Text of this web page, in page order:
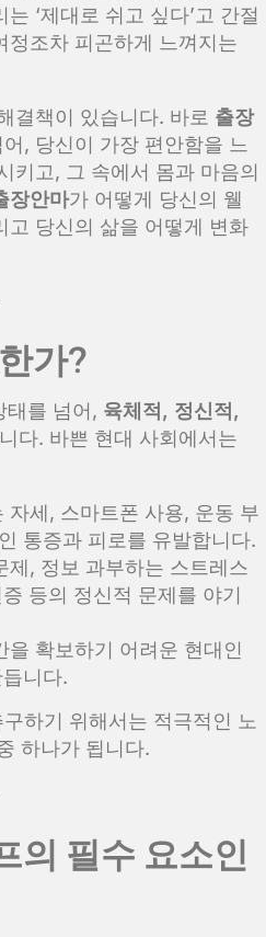
‘제대로 쉬고 싶다’고 간절
정조차 피곤하게 느껴지는
결책이 있습니다. 바로 출장
, 당신이 가장 편안함을 느
키고, 그 속에서 몸과 마음의
장안마가 어떻게 당신의 웰
고 당신의 삶을 어떻게 변화
가?
태를 넘어, 육체적, 정신적,
다. 바쁜 현대 사회에서는
자세, 스마트폰 사용, 운동 부
통증과 피로를 유발합니다.
제, 정보 과부하는 스트레스
등의 정신적 문제를 야기
확보하기 어려운 현대인
니다.
하기 위해서는 적극적인 노
하나가 됩니다.
의 필수 요소인